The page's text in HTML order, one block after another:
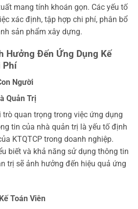
mang tính khoán gọn. Các yếu tố
xác định, tập hợp chi phí, phân bổ
sản phẩm xây dựng.
Hưởng Đến Ứng Dụng Kế
Phí
Người
Quản Trị
trò quan trọng trong việc ứng dụng
tin của nhà quản trị là yếu tố định
KTQTCP trong doanh nghiệp.
biết và khả năng sử dụng thông tin
trị sẽ ảnh hưởng đến hiệu quả ứng
Toán Viên